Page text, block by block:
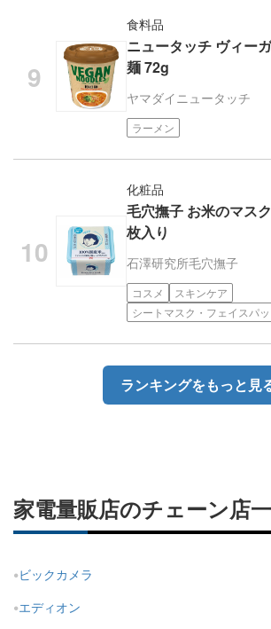
食料品
ニュータッチ ヴィー
麺 72g
ヤマダイ ニュータッチ
ラーメン
化粧品
毛穴撫子 お米のマス
枚入り
石澤研究所毛穴撫子
コスメ
スキンケア
シートマスク・フェイスパッ
ランキングをもっと見
家電量販店のチェーン店
ビックカメラ
エディオン